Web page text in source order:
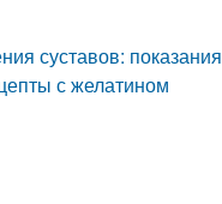
суставов: показания
с желатином